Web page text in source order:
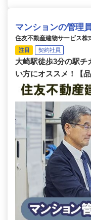
マンションの管理
住友不動産建物サービス
注目 契約社員
大崎駅徒歩3分の駅チ
い方にオススメ！【品